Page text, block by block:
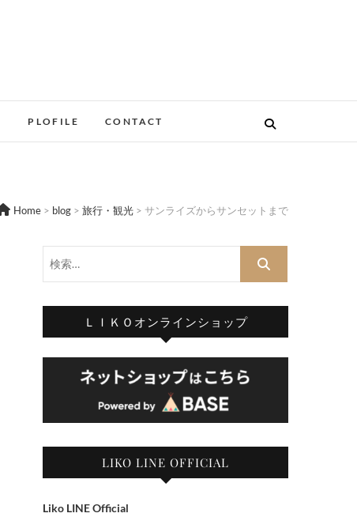
PLOFILE CONTACT
Home > blog > 旅行・観光 > サンライズからサンセットまで
ＬＩＫＯオンラインショップ
LIKO LINE OFFICIAL
Liko LINE Official